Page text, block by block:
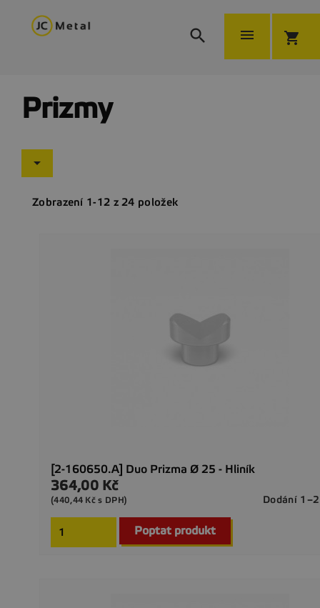
  shopping_cart
Prizmy

Zobrazení 1-12 z 24 položek
[2-160650.A] Duo Prizma Ø 25 - Hliník
Cena
364,00 Kč
Dodání
(440,44 Kč s DPH)
Poptat produkt